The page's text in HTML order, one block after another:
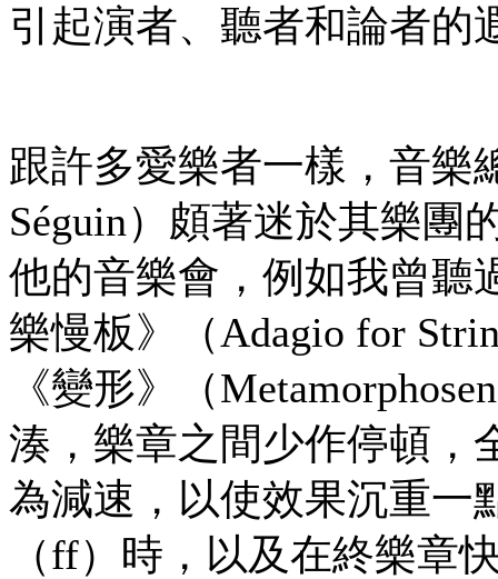
引起演者、聽者和論者的
跟許多愛樂者一樣，音樂
Séguin）頗著迷於其樂團
他的音樂會，例如我曾聽
樂慢板》（Adagio for
《變形》（
湊，樂章之間少作停頓，
為減速，以使效果沉重
（ff）時，以及在終樂